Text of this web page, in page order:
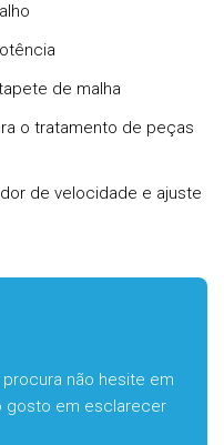
de malha
o tratamento de peças
de velocidade e ajuste
não hesite em
gosto em esclarecer